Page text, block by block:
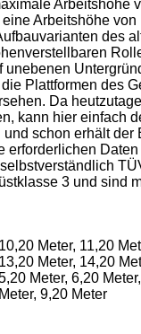
Arbeitshöhe
Arbeitshöhe von
des
unebenen
Plattformen des
Da
kann hier einfach
schon erhält der
erforderlichen
3 und sind
10,20 Meter, 11,20
13,20 Meter, 14,20
Meter, 6,20
Meter, 9,20 Meter